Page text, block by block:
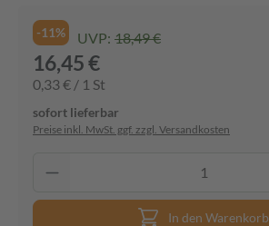
-11% UVP: 18,49 €
16,45 €
0,33 € / 1 St
sofort lieferbar
Preise inkl. MwSt. ggf. zzgl. Versandkosten
In den Warenkorb